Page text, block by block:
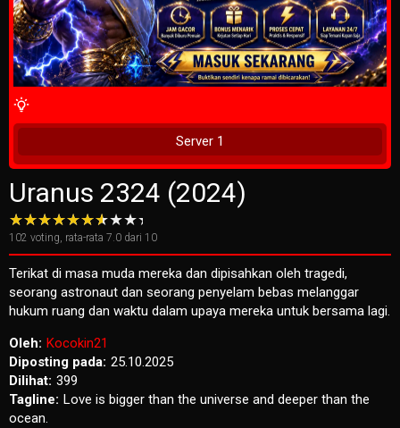
4 Wait Time
Server 1
Uranus 2324 (2024)
102 voting, rata-rata 7.0 dari 10
Terikat di masa muda mereka dan dipisahkan oleh tragedi,
seorang astronaut dan seorang penyelam bebas melanggar
hukum ruang dan waktu dalam upaya mereka untuk bersama lagi.
Oleh: Kocokin21
Diposting pada: 25.10.2025
Dilihat: 399
Tagline: Love is bigger than the universe and deeper than the
ocean.